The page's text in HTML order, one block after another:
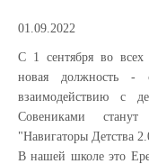
01.09.2022
С 1 сентября во всех
новая должность -
взаимодействию с
Совениками станут
"Навигаторы Детства
В нашей школе это